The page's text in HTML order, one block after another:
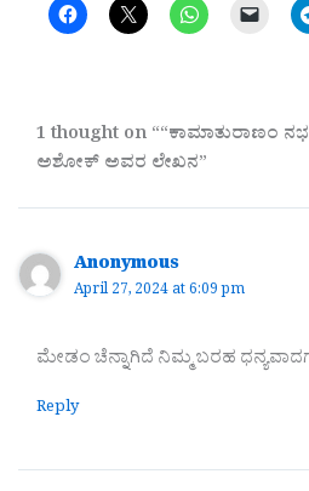
1 thought on ““ಕಾಮಾತುರಾಣಂ
ಅಶೋಕ್ ಅವರ ಲೇಖನ”
Anonymous
April 27, 2024 at 6:09 pm
ಮೇಡಂ ಚೆನ್ನಾಗಿದೆ ನಿಮ್ಮ ಬರಹ
Reply